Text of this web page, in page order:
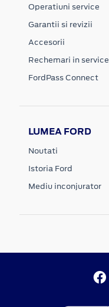
Operatiuni service
Garantii si revizii
Accesorii
Rechemari in service
FordPass Connect
LUMEA FORD
Noutati
Istoria Ford
Mediu inconjurator